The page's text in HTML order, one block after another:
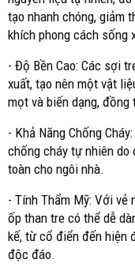
tạo nhanh chóng, giảm
khích phong cách sống
- Độ Bền Cao: Các sợi
xuất, tạo nên một vật
mọt và biến dạng,
- Khả Năng Chống
chống cháy tự nhiên do
toàn cho ngôi nhà.
- Tính Thẩm Mỹ: Với vẻ
ốp than tre có thể dễ
kế, từ cổ điển đến hiện
độc đáo.